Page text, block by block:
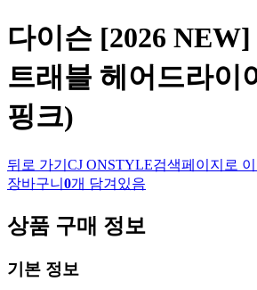
다이슨 [2026
트래블 헤어드라이
핑크)
뒤로 가기 CJ ONSTYLE검색페이지로
장바구니 0개 담겨있음
상품 구매 정보
기본 정보